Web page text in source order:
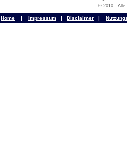
© 2010 - Alle
Home | Impressum | Disclaimer |